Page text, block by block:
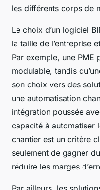
les différents corps de
Le choix d’un logiciel
la taille de l’entreprise
Par exemple, une
modulable, tandis
son choix vers des
une automatisation
intégration poussée
capacité à automatiser
chantier est un critère
seulement de gagner
réduire les marges
Par ailleurs, les